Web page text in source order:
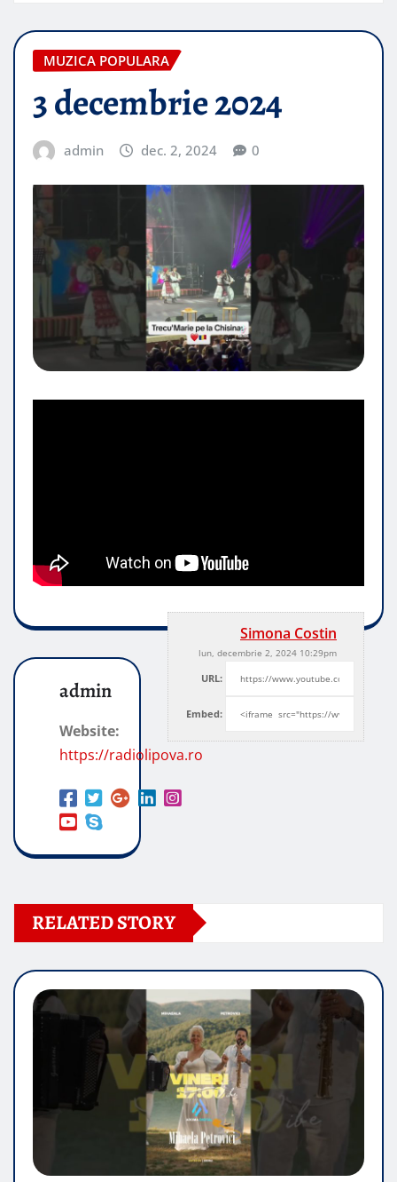
MUZICA POPULARA
3 decembrie 2024
admin dec. 2, 2024 0
Simona Costin
lun, decembrie 2, 2024 10:29pm
URL:
Embed:
admin
Website:
https://radiolipova.ro
RELATED STORY